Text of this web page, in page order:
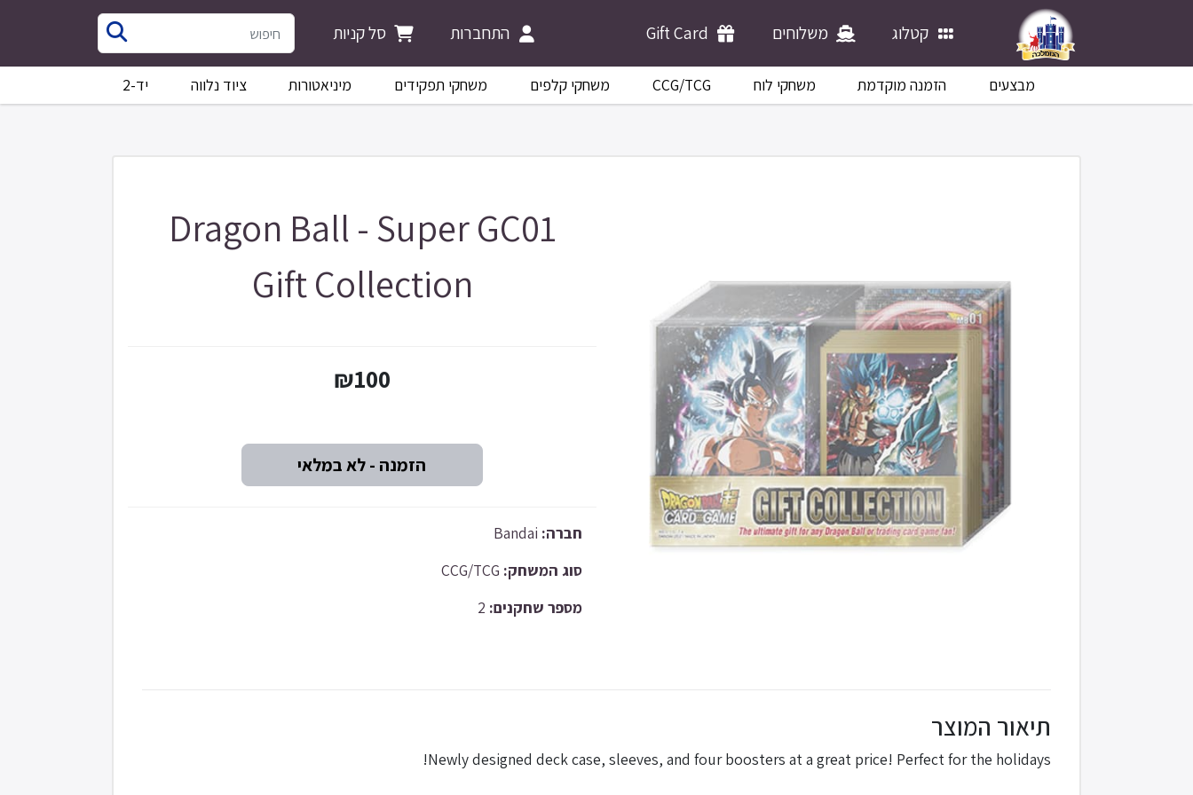
קטלוג משלוחים Gift Card התחברות סל קניות
מבצעים הזמנה מוקדמת משחקי לוח CCG/TCG משחקי קלפים משחקי תפקידים מיניאטורות ציוד נלווה יד-2
Dragon Ball - Super GC01
Gift Collection
₪100
חברה:
סוג המשחק:
מספר שחקנים:
תיאור המוצר
Newly designed deck case, sleeves, and four boosters at a great price! Perfect for the holidays!